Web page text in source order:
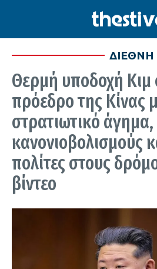
ΔΙΕΘΝΗ
Θερμή υποδοχή Κιμ
πρόεδρο της Κίνας
στρατιωτικό άγημα,
κανονιοβολισμούς
πολίτες στους
βίντεο